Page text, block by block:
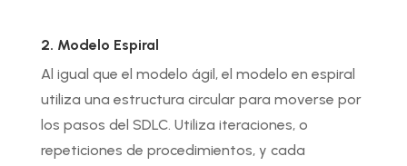
2. Modelo Espiral
Al igual que el modelo ágil, el modelo en espiral
utiliza una estructura circular para moverse por
los pasos del SDLC. Utiliza iteraciones, o
repeticiones de procedimientos, y cada